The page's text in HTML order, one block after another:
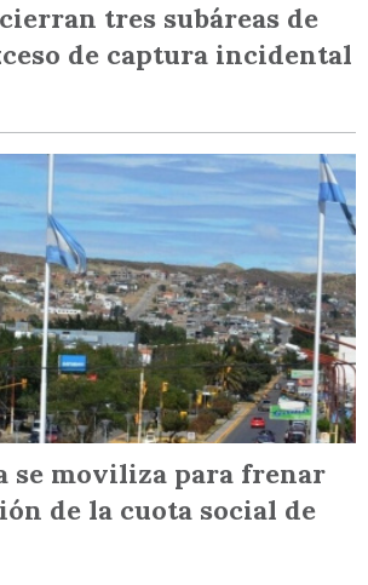
tres subáreas de
de captura incidental
se moviliza para frenar
de la cuota social de